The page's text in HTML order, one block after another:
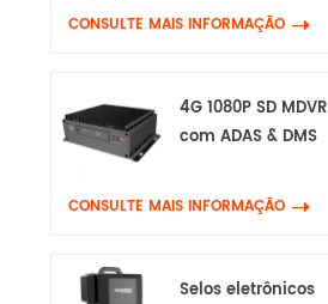
CONSULTE MAIS INFORMAÇÃO
4G 1080P SD MDVR
com ADAS & DMS
CONSULTE MAIS INFORMAÇÃO
Selos eletrônicos